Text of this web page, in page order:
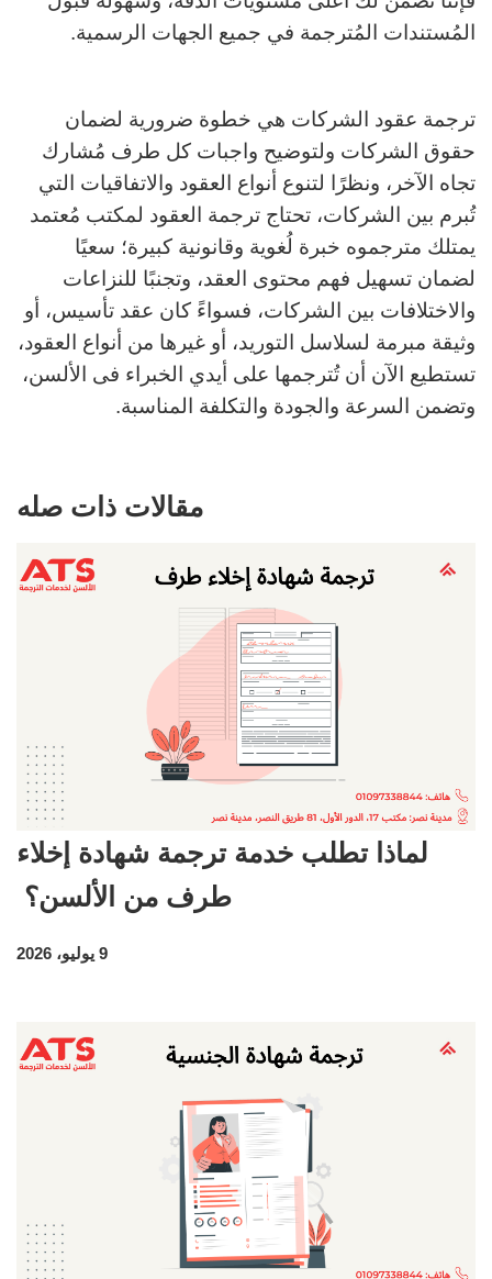
المُستندات المُترجمة في جميع الجهات الرسمية.
ترجمة عقود الشركات هي خطوة ضرورية لضمان
حقوق الشركات ولتوضيح واجبات كل طرف مُشارك
تجاه الآخر، ونظرًا لتنوع أنواع العقود والاتفاقيات التي
تُبرم بين الشركات، تحتاج ترجمة العقود لمكتب مُعتمد
يمتلك مترجموه خبرة لُغوية وقانونية كبيرة؛ سعيًا
لضمان تسهيل فهم محتوى العقد، وتجنبًا للنزاعات
والاختلافات بين الشركات، فسواءً كان عقد تأسيس، أو
وثيقة مبرمة لسلاسل التوريد، أو غيرها من أنواع العقود،
تستطيع الآن أن تُترجمها على أيدي الخبراء فى الألسن،
وتضمن السرعة والجودة والتكلفة المناسبة.
مقالات ذات صله
لماذا تطلب خدمة ترجمة شهادة إخلاء
طرف من الألسن؟
9 يوليو، 2026